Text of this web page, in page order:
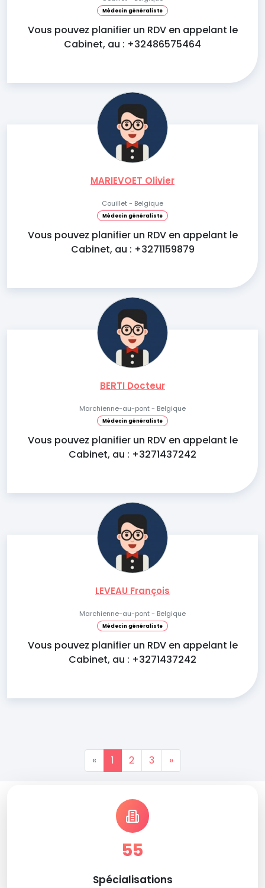
Médecin généraliste
Vous pouvez planifier un RDV en appelant le
Cabinet, au : +32486575464
MARIEVOET Olivier
Couillet - Belgique
Médecin généraliste
Vous pouvez planifier un RDV en appelant le
Cabinet, au : +3271159879
BERTI Docteur
Marchienne-au-pont - Belgique
Médecin généraliste
Vous pouvez planifier un RDV en appelant le
Cabinet, au : +3271437242
LEVEAU François
Marchienne-au-pont - Belgique
Médecin généraliste
Vous pouvez planifier un RDV en appelant le
Cabinet, au : +3271437242
« 1 2 3 »
55
Spécialisations